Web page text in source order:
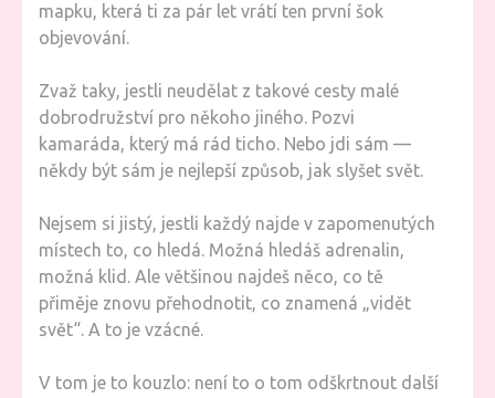
mapku, která ti za pár let vrátí ten první šok
objevování.
Zvaž taky, jestli neudělat z takové cesty malé
dobrodružství pro někoho jiného. Pozvi
kamaráda, který má rád ticho. Nebo jdi sám —
někdy být sám je nejlepší způsob, jak slyšet svět.
Nejsem si jistý, jestli každý najde v zapomenutých
místech to, co hledá. Možná hledáš adrenalin,
možná klid. Ale většinou najdeš něco, co tě
přiměje znovu přehodnotit, co znamená „vidět
svět“. A to je vzácné.
V tom je to kouzlo: není to o tom odškrtnout další